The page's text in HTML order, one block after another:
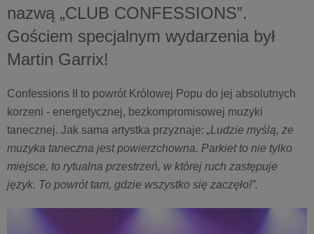
nazwą „CLUB CONFESSIONS”.
Gościem specjalnym wydarzenia był
Martin Garrix!
Confessions II to powrót Królowej Popu do jej absolutnych
korzeni - energetycznej, bezkompromisowej muzyki
tanecznej. Jak sama artystka przyznaje: „Ludzie myślą, że
muzyka taneczna jest powierzchowna. Parkiet to nie tylko
miejsce, to rytualna przestrzeń, w której ruch zastępuje
język. To powrót tam, gdzie wszystko się zaczęło!”.